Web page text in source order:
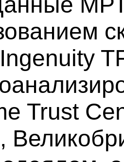
Trust